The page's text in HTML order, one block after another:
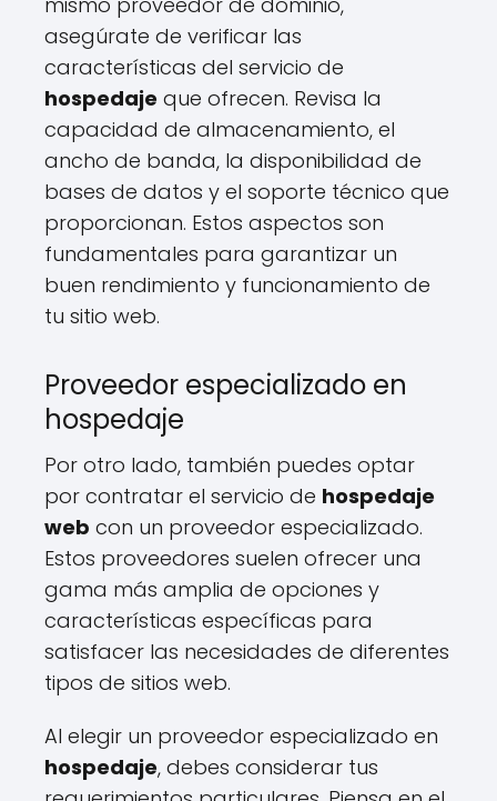
asegúrate de verificar las
características del servicio de
hospedaje que ofrecen. Revisa la
capacidad de almacenamiento, el
ancho de banda, la disponibilidad de
bases de datos y el soporte técnico que
proporcionan. Estos aspectos son
fundamentales para garantizar un
buen rendimiento y funcionamiento de
tu sitio web.
Proveedor especializado en
hospedaje
Por otro lado, también puedes optar
por contratar el servicio de hospedaje
web con un proveedor especializado.
Estos proveedores suelen ofrecer una
gama más amplia de opciones y
características específicas para
satisfacer las necesidades de diferentes
tipos de sitios web.
Al elegir un proveedor especializado en
hospedaje, debes considerar tus